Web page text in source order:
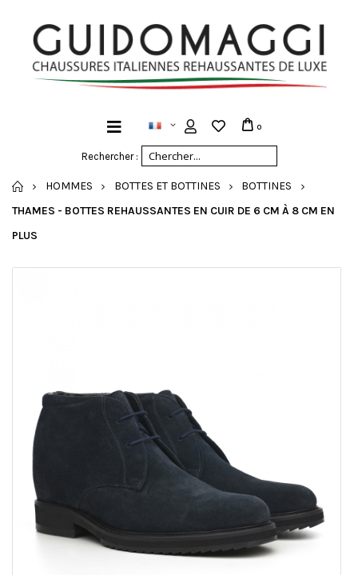
Rechercher :
0
ACCUEIL
HOMMES BOTTES ET BOTTINES
BOTTINES
THAMES - BOTTES REHAUSSANTES EN CUIR DE 6 CM À 8 CM EN
PLUS